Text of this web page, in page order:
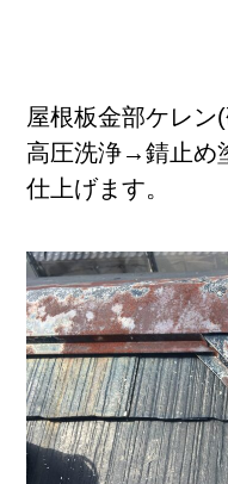
屋根板金部ケレン
高圧洗浄→錆止め
仕上げます。